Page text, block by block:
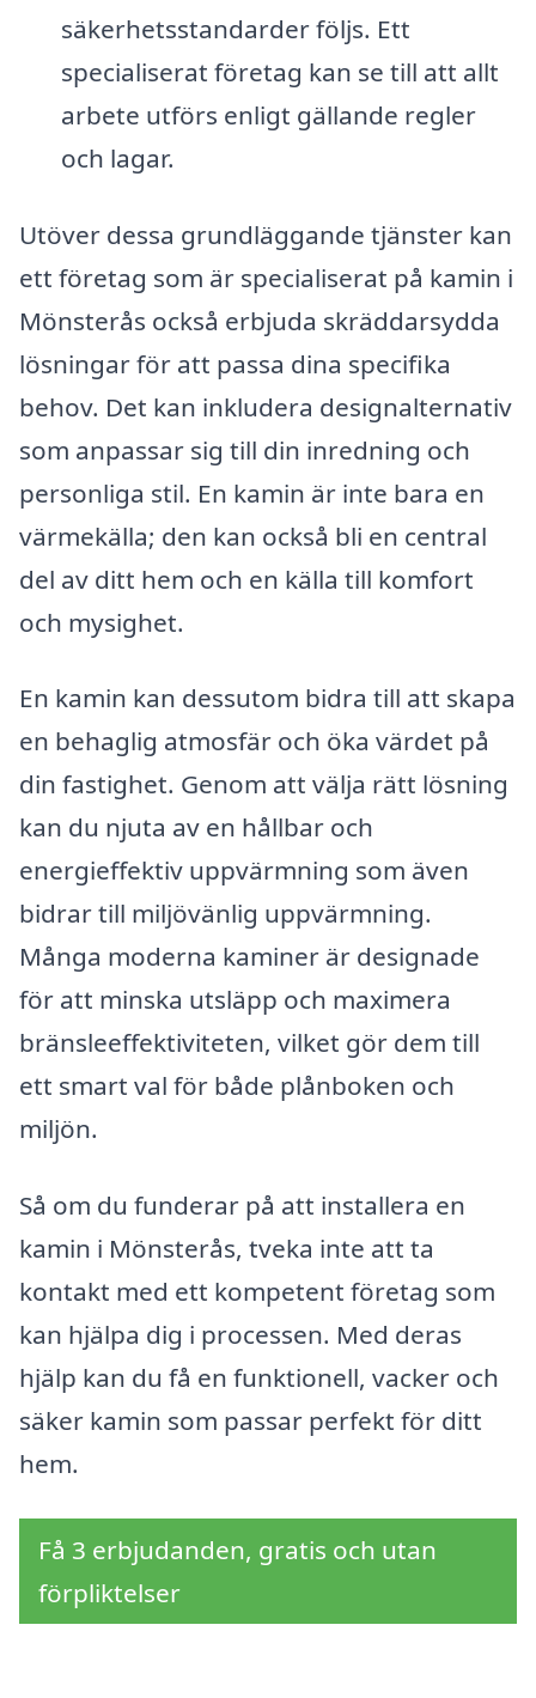
säkerhetsstandarder följs. Ett
specialiserat företag kan se till att allt
arbete utförs enligt gällande regler
och lagar.
Utöver dessa grundläggande tjänster kan
ett företag som är specialiserat på kamin i
Mönsterås också erbjuda skräddarsydda
lösningar för att passa dina specifika
behov. Det kan inkludera designalternativ
som anpassar sig till din inredning och
personliga stil. En kamin är inte bara en
värmekälla; den kan också bli en central
del av ditt hem och en källa till komfort
och mysighet.
En kamin kan dessutom bidra till att skapa
en behaglig atmosfär och öka värdet på
din fastighet. Genom att välja rätt lösning
kan du njuta av en hållbar och
energieffektiv uppvärmning som även
bidrar till miljövänlig uppvärmning.
Många moderna kaminer är designade
för att minska utsläpp och maximera
bränsleeffektiviteten, vilket gör dem till
ett smart val för både plånboken och
miljön.
Så om du funderar på att installera en
kamin i Mönsterås, tveka inte att ta
kontakt med ett kompetent företag som
kan hjälpa dig i processen. Med deras
hjälp kan du få en funktionell, vacker och
säker kamin som passar perfekt för ditt
hem.
Få 3 erbjudanden, gratis och utan
förpliktelser